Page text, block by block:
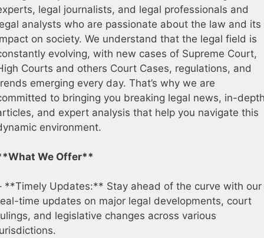
legal journalists, and legal professionals and
analysts who are passionate about the law and its
on society. We understand that the legal field is
evolving, with new cases of Supreme Court,
Courts and others Court Cases, regulations, and
emerging every day. That’s why we are
to bringing you breaking legal news, in-
and expert analysis that help you navigate this
environment.
We Offer**
**Timely Updates:** Stay ahead of the curve with our
time updates on major legal developments, court
and legislative changes across various